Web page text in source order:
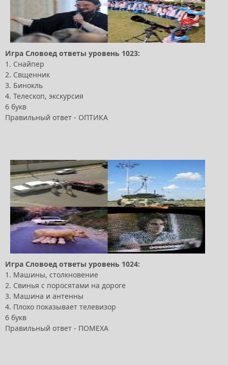
Игра Словоед ответы уровень 1023:
1. Снайпер
2. Свщенник
3. Бинокль
4. Телескоп, экскурсия
6 букв
Правильный ответ - ОПТИКА
Игра Словоед ответы уровень 1024:
1. Машины, столкновение
2. Свинья с поросятами на дороге
3. Машина и антенны
4. Плохо показывает телевизор
6 букв
Правильный ответ - ПОМЕХА